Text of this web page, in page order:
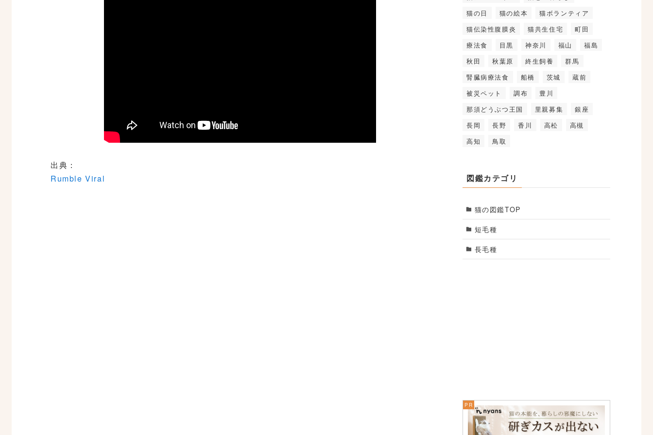
出典：
Rumble Viral
猫の日
猫の絵本
猫ボランティア
猫伝染性腹膜炎
猫共生住宅
町田
療法食
目黒 神奈川 福山
福島
秋田
秋葉原 終生飼養
群馬
腎臓病療法食
船橋 茨城
蔵前
被災ペット
調布
豊川
那須どうぶつ王国
里親募集
銀座
長岡
長野 香川 高松
高槻
高知
鳥取
図鑑カテゴリ
猫の図鑑TOP
短毛種
長毛種